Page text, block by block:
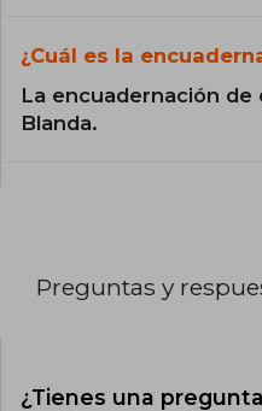
¿Cuál es la
La encuadernación de
Blanda.
Preguntas y
¿Tienes una